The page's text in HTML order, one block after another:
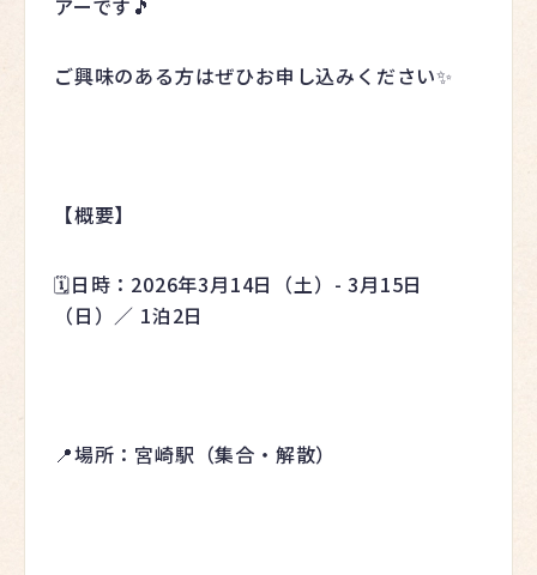
アーです🎵
ご興味のある方はぜひお申し込みください✨
【概要】
🗓️日時：2026年3月14日（土）- 3月15日
（日）／ 1泊2日
📍場所：宮崎駅（集合・解散）